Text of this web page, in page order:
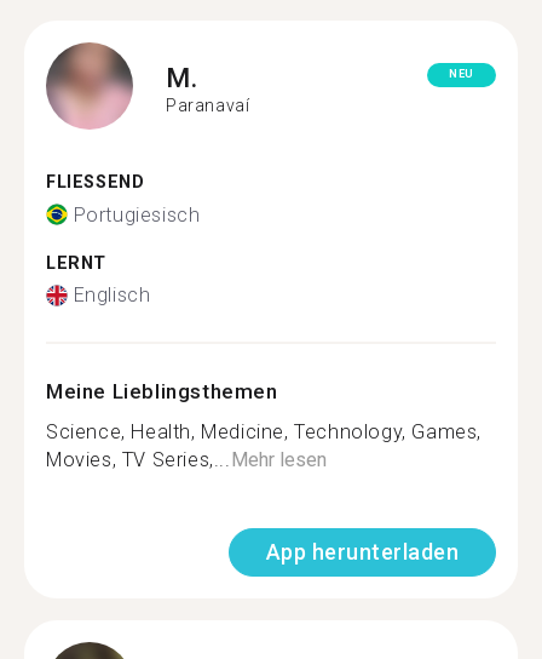
M.
Paranavaí
NEU
FLIESSEND
Portugiesisch
LERNT
Englisch
Meine Lieblingsthemen
Science, Health, Medicine, Technology, Games,
Movies, TV Series,...Mehr lesen
App herunterladen